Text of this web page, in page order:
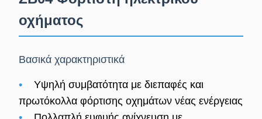
οχήματος
Βασικά χαρακτηριστικά
•
Υψηλή συμβατότητα με διεπαφές και
πρωτόκολλα φόρτισης οχημάτων νέας ενέργειας